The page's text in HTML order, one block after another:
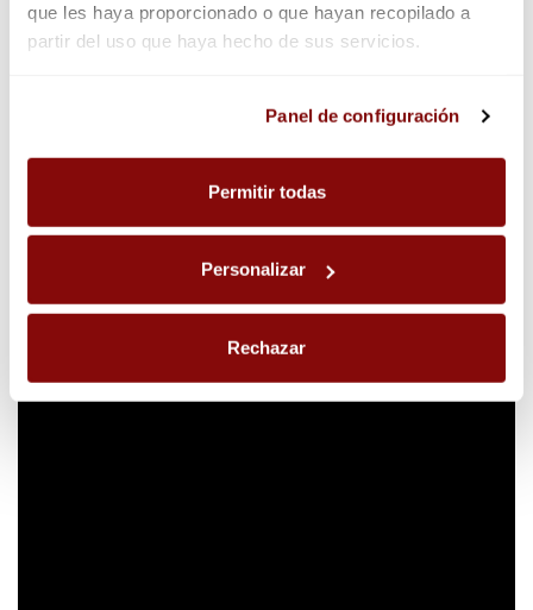
que les haya proporcionado o que hayan recopilado a
partir del uso que haya hecho de sus servicios.
consultadas en el panel de configuración, donde podrá
ajustar sus preferencias en cualquier momento.
Panel de configuración
Permitir todas
Personalizar
Rechazar
Ingredientes
Alérgenos
Fácil de saborear, tu cómplice perfecto para cualquier
*Marca de una compañía no relacionada con Café Fortaleza.
Descubre cómo reciclar tus cápsulas y localizar tu